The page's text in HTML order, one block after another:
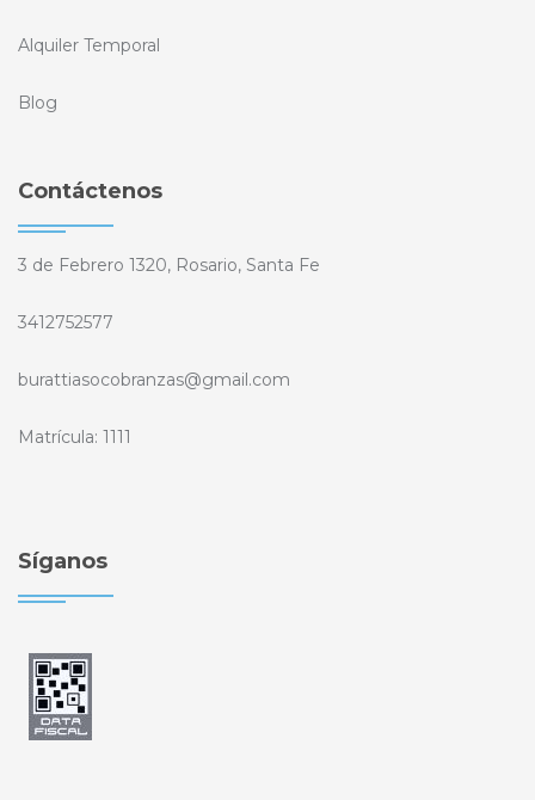
Alquiler Temporal
Blog
Contáctenos
3 de Febrero 1320, Rosario, Santa Fe
3412752577
burattiasocobranzas@gmail.com
Matrícula: 1111
Síganos